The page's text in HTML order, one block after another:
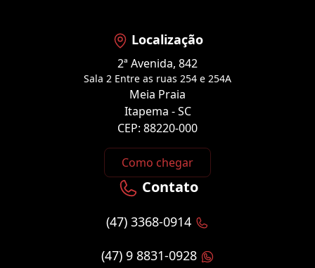
Localização
2ª Avenida, 842
Sala 2 Entre as ruas 254 e 254A
Meia Praia
Itapema - SC
CEP: 88220-000
Como chegar
Contato
(47) 3368-0914
(47) 9 8831-0928